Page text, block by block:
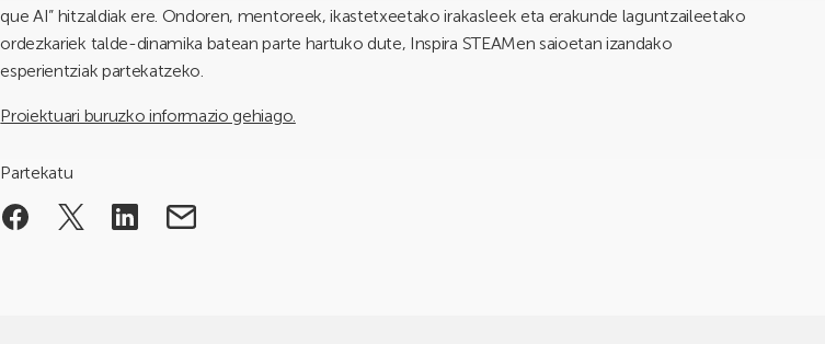
que AI” hitzaldiak ere. Ondoren, mentoreek, ikastetxeetako irakasleek eta erakunde laguntzaileetako
ordezkariek talde-dinamika batean parte hartuko dute, Inspira STEAMen saioetan izandako
esperientziak partekatzeko.
Proiektuari buruzko informazio gehiago.
Partekatu